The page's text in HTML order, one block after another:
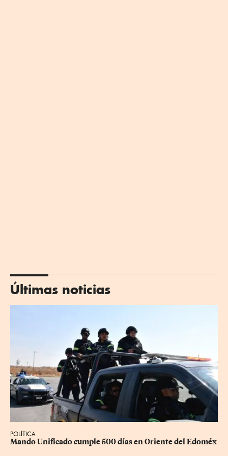
Últimas noticias
POLÍTICA
Mando Unificado cumple 500 días en Oriente del Edoméx